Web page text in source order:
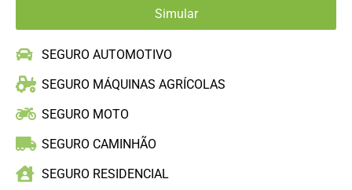
SEGURO AUTOMOTIVO
SEGURO MÁQUINAS AGRÍCOLAS
SEGURO MOTO
SEGURO CAMINHÃO
SEGURO RESIDENCIAL